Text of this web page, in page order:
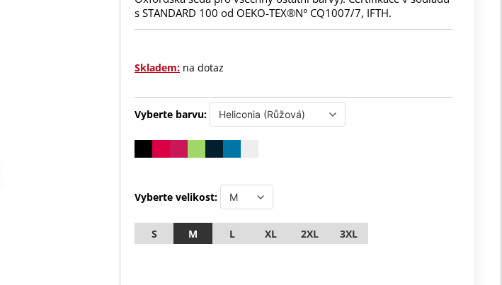
s STANDARD 100 od OEKO-TEX®N° CQ1007/7, IFTH.
Skladem: na dotaz
Vyberte barvu:
Vyberte velikost:
S M L XL 2XL 3XL